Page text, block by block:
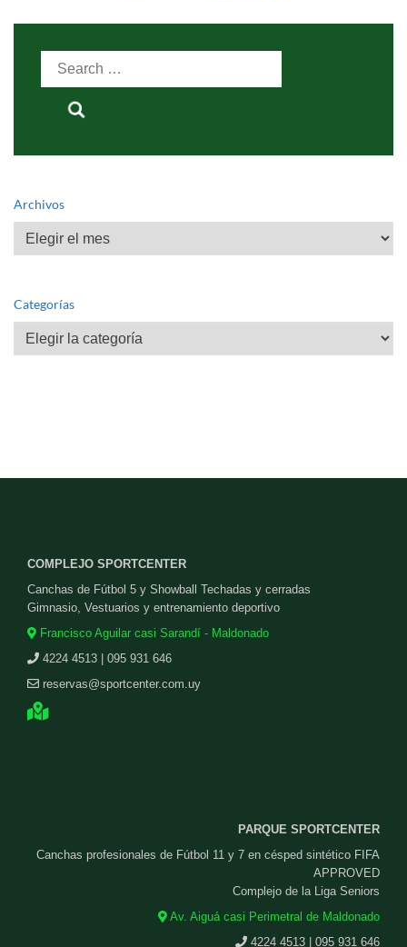
Search
Archivos
Archivos
Categorías
Categorías
COMPLEJO SPORTCENTER
Canchas de Fútbol 5 y Showball Techadas y cerradas
Gimnasio, Vestuarios y entrenamiento deportivo
Francisco Aguilar casi Sarandí - Maldonado
4224 4513 | 095 931 646
reservas@sportcenter.com.uy
PARQUE SPORTCENTER
Canchas profesionales de Fútbol 11 y 7 en césped sintético FIFA
APPROVED
Complejo de la Liga Seniors
Av. Aiguá casi Perimetral de Maldonado
4224 4513 | 095 931 646